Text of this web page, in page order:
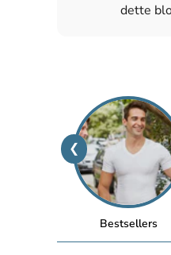
dette
❮
Bestsellers